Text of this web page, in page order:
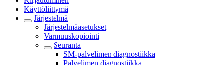
Käyttöliittymä
Järjestelmä
Järjestelmäasetukset
Varmuuskopiointi
Seuranta
SM-palvelimen diagnostiikka
Palvelimen diagnostiikka